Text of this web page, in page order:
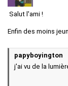
Salut l'ami !
Enfin des moins
papyboyington
j'ai vu de la